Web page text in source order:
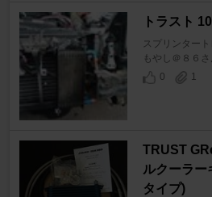
トラスト
スプリンタート
もやし＠８６さ
0
1
TRUST
ルクーラー
タイプ)